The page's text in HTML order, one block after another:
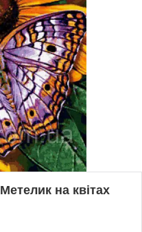
на квітах